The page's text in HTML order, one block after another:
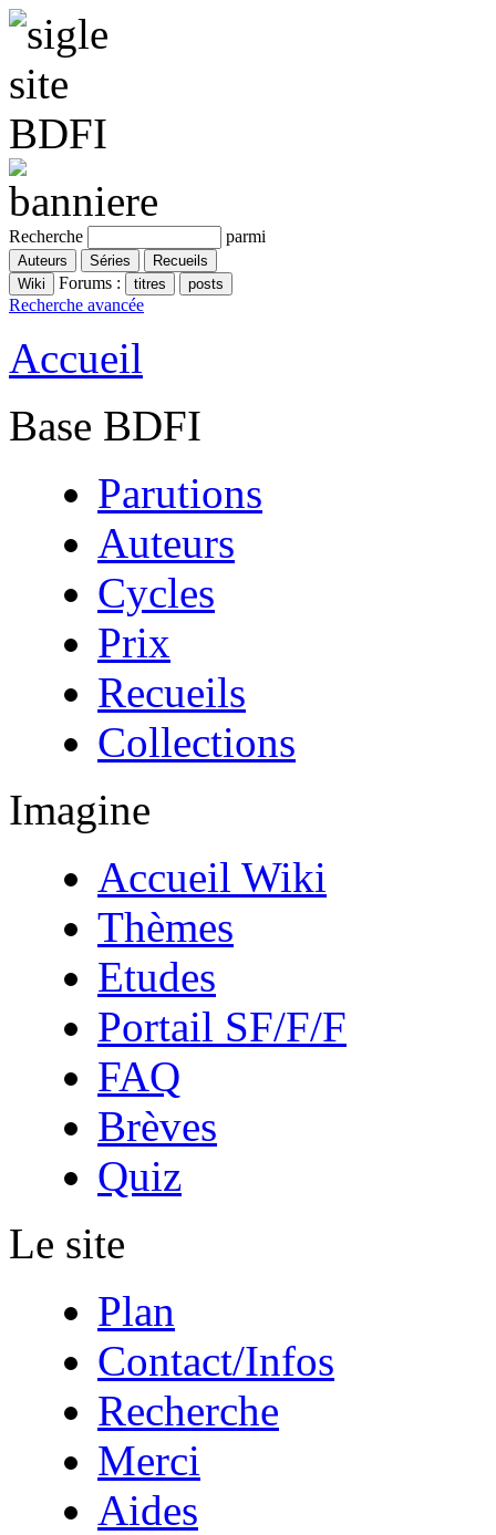
Recherche parmi
Forums :
Recherche avancée
Accueil
Base BDFI
Parutions
Auteurs
Cycles
Prix
Recueils
Collections
Imagine
Accueil Wiki
Thèmes
Etudes
Portail SF/F/F
FAQ
Brèves
Quiz
Le site
Plan
Contact/Infos
Recherche
Merci
Aides